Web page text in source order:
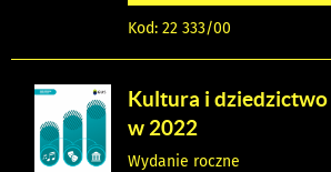
Kod: 22 333/00
Kultura i
w 2022
Wydanie roczne